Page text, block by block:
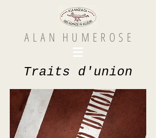
A L A N H U M E R O S E
Traits d'union